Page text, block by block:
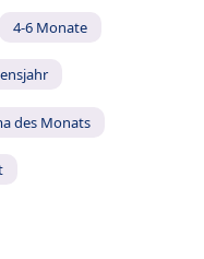
4-6 Monate
des Monats